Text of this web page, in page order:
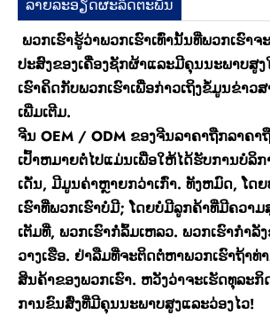
ລາຍ​ລະ​ອຽດ​ຜະ​ລິດ​ຕະ​ພັນ
ພວກເຮົາຮູ້ວ່າພວກເຮົາເທົ່ານັ້ນທີ່ພວກເຮົາ
ປະສົງຂອງເຄື່ອງຊັກຜ້າແລະມີຄຸນນະພາບສູ
ເຮົາຄິດກັບພວກເຮົາເພື່ອກ່າວເຖິງຂໍ້ມູນຂ່າວ
ເພີ່ມເຕີມ.
ຈີນ OEM / ODM ຂອງຈີນລາຄາຖືກລາຄາ
ເປົ້າຫມາຍຕໍ່ໄປແມ່ນເພື່ອໃຫ້ໄດ້ຮັບການບໍລິ
ເດັ່ນ, ມີມູນຄ່າຫຼາຍກວ່າເກົ່າ. ທັງຫມົດ, ໂດ
ເຮົາທີ່ພວກເຮົາບໍ່ມີ; ໂດຍບໍ່ມີລູກຄ້າທີ່ມີຄວາ
ເຕັມທີ່, ພວກເຮົາກໍ່ລົ້ມເຫລວ. ພວກເຮົາກໍາລັ
ວາງເຮືອ. ຢ່າລືມທີ່ຈະຕິດຕໍ່ຫາພວກເຮົາຖ້າ
ສິນຄ້າຂອງພວກເຮົາ. ຫວັງວ່າຈະເຮັດທຸລະ
ການຂົນສົ່ງທີ່ມີຄຸນນະພາບສູງແລະວ່ອງໄວ!